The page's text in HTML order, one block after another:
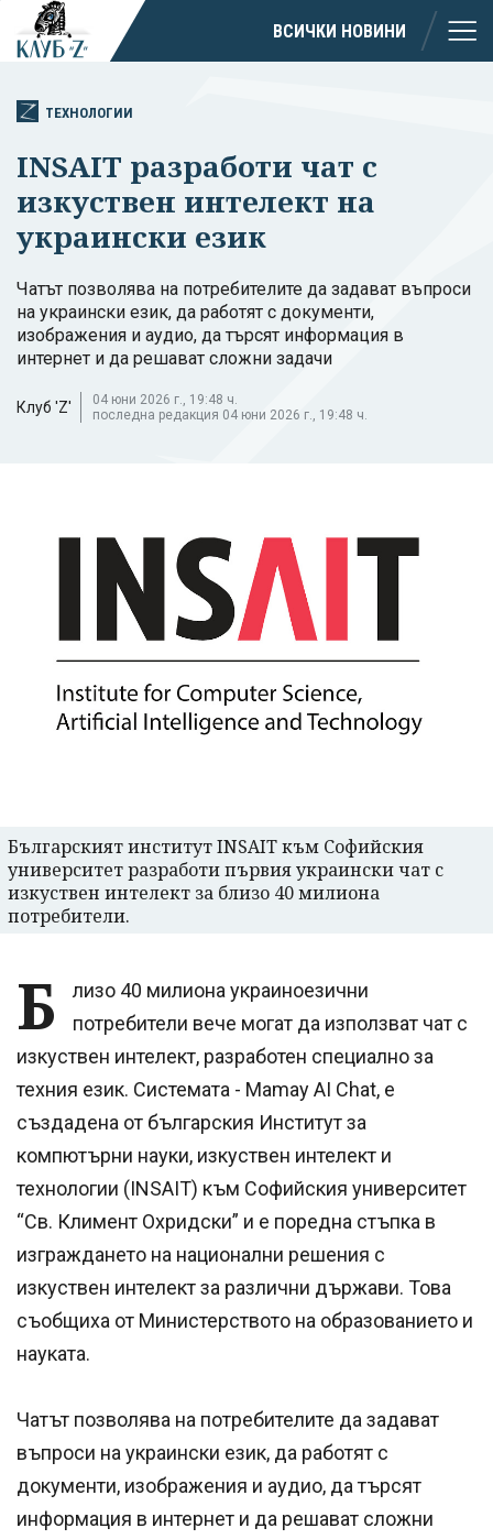
ВСИЧКИ НОВИНИ
ТЕХНОЛОГИИ
INSAIT разработи чат с
изкуствен интелект на
украински език
Чатът позволява на потребителите да задават въпроси
на украински език, да работят с документи,
изображения и аудио, да търсят информация в
интернет и да решават сложни задачи
Клуб 'Z'
04 юни 2026 г., 19:48 ч.
последна редакция 04 юни 2026 г., 19:48 ч.
Българският институт INSAIT към Софийския
университет разработи първия украински чат с
изкуствен интелект за близо 40 милиона
потребители.
Б
лизо 40 милиона украиноезични
потребители вече могат да използват чат с
изкуствен интелект, разработен специално за
техния език. Системата - Mamay AI Chat, е
създадена от българския Институт за
компютърни науки, изкуствен интелект и
технологии (INSAIT) към Софийския университет
“Св. Климент Охридски” и е поредна стъпка в
изграждането на национални решения с
изкуствен интелект за различни държави. Това
съобщиха от Министерството на образованието и
науката.
Чатът позволява на потребителите да задават
въпроси на украински език, да работят с
документи, изображения и аудио, да търсят
информация в интернет и да решават сложни